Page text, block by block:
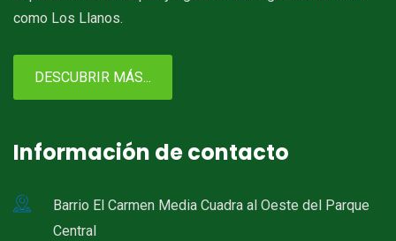
como Los Llanos.
DESCUBRIR MÁS...
Información de contacto
Barrio El Carmen Media Cuadra al Oeste del Parque
Central